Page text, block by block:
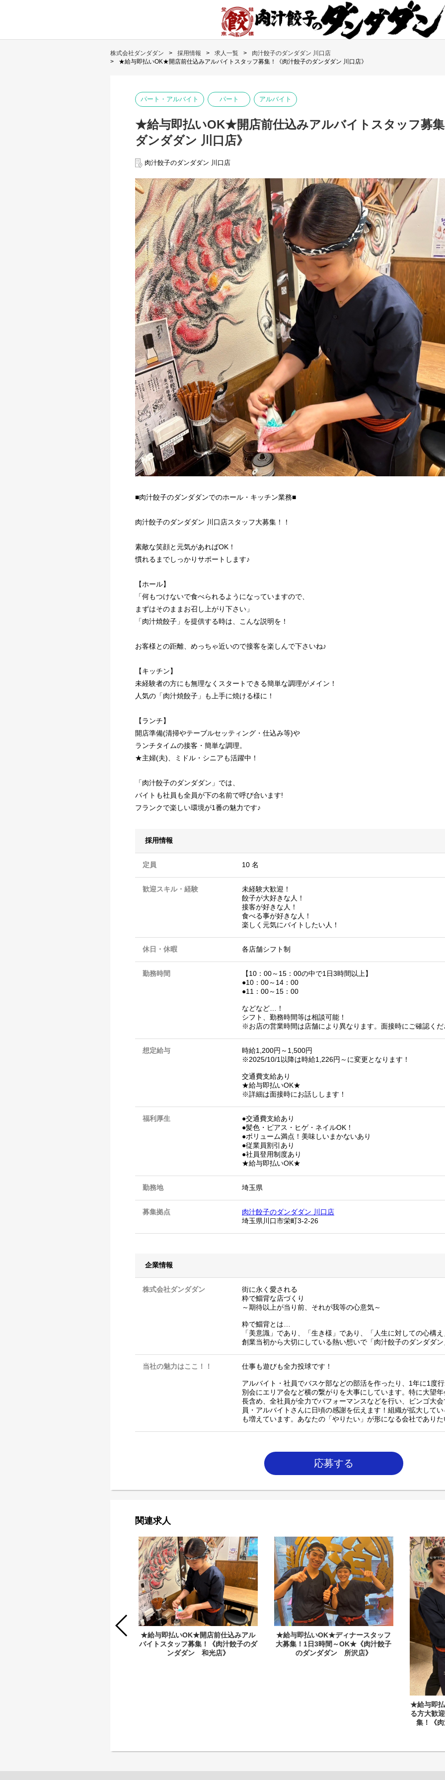
株式会社ダンダダン 採用情報 求人一覧
肉汁餃子のダンダダン 川口店
★給与即払いOK★開店前仕込みアルバイトスタッフ募集！《肉汁餃子のダンダダン 川口店》
パート・アルバイト パート アルバイト
★給与即払いOK★開店前仕込みアルバイトスタッフ募
ダンダダン 川口店》
肉汁餃子のダンダダン 川口店
■肉汁餃子のダンダダンでのホール・キッチン業務■
肉汁餃子のダンダダン 川口店スタッフ大募集！！
素敵な笑顔と元気があればOK！
慣れるまでしっかりサポートします♪
【ホール】
「何もつけないで食べられるようになっていますので、
まずはそのままお召し上がり下さい」
「肉汁焼餃子」を提供する時は、こんな説明を！
お客様との距離、めっちゃ近いので接客を楽しんで下さいね♪
【キッチン】
未経験者の方にも無理なくスタートできる簡単な調理がメイン！
人気の「肉汁焼餃子」も上手に焼ける様に！
【ランチ】
開店準備(清掃やテーブルセッティング・仕込み等)や
ランチタイムの接客・簡単な調理。
★主婦(夫)、ミドル・シニアも活躍中！
「肉汁餃子のダンダダン」では、
バイトも社員も全員が下の名前で呼び合います!
フランクで楽しい環境が1番の魅力です♪
採用情報
定員 10 名
歓迎スキル・経験
未経験大歓迎！
餃子が大好きな人！
接客が好きな人！
食べる事が好きな人！
楽しく元気にバイトしたい人！
休日・休暇 各店舗シフト制
勤務時間
【10：00～15：00の中で1日3時間以上】
●10：00～14：00
●11：00～15：00
などなど…！
シフト、勤務時間等は相談可能！
※お店の営業時間は店舗により異なります。面接時にご確認くだ
想定給与
時給1,200円～1,500円
※2025/10/1以降は時給1,226円～に変更となります！
交通費支給あり
★給与即払いOK★
※詳細は面接時にお話しします！
福利厚生
●交通費支給あり
●髪色・ピアス・ヒゲ・ネイルOK！
●ボリューム満点！美味しいまかないあり
●従業員割引あり
●社員登用制度あり
★給与即払いOK★
勤務地 埼玉県
募集拠点
肉汁餃子のダンダダン 川口店
埼玉県川口市栄町3-2-26
企業情報
株式会社ダンダダン
街に永く愛される
粋で鯔背な店づくり
～期待以上が当り前、それが我等の心意気～
粋で鯔背とは…
「美意識」であり、「生き様」であり、「人生に対しての心構
創業当初から大切にしている熱い想いで「肉汁餃子のダンダダ
当社の魅力はここ！！ 仕事も遊びも全力投球です！
アルバイト・社員でバスケ部などの部活を作ったり、1年に1度
別会にエリア会など横の繋がりを大事にしています。特に大望
長含め、全社員が全力でパフォーマンスなどを行い、ビンゴ大
員・アルバイトさんに日頃の感謝を伝えます！組織が拡大して
も増えています。あなたの「やりたい」が形になる会社であり
応募する
関連求人
★給与即払いOK★開店前仕込みアル
バイトスタッフ募集！《肉汁餃子のダ
ンダダン 和光店》
★給与即払いOK★ディナースタッフ
大募集！1日3時間～OK★《肉汁餃子
のダンダダン 所沢店》
★給与即
る方大歓
集！《